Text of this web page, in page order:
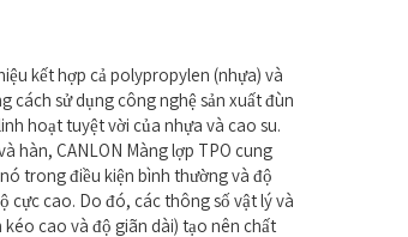
kết hợp cả polypropylen (nhựa) và
cách sử dụng công nghệ sản xuất đùn
hoạt tuyệt vời của nhựa và cao su.
hàn, CANLON Màng lợp TPO cung
trong điều kiện bình thường và độ
cực cao. Do đó, các thông số vật lý và
cao và độ giãn dài) tạo nên chất